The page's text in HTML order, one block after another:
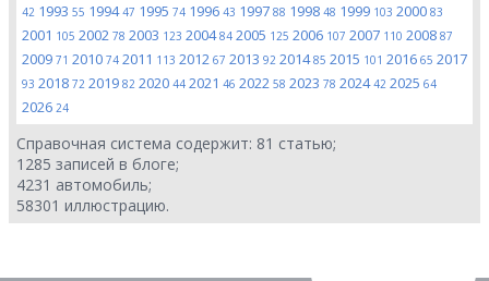
42 1993 55 199447 1995 74 1996 43 1997 88 1998 48 1999 103 2000 83
2001 105 2002 78 2003 123 200484 2005 125 2006 107 2007 110 2008 87
2009 71 2010 74 2011 113 2012 67 2013 92 201485 2015 101 2016 65 2017
93 2018 72 2019 82 2020 44 2021 46 2022 58 2023 78 202442 2025 64
2026 24
Справочная система содержит: 81 статью;
1285 записей в блоге;
4231 автомобиль;
58301 иллюстрацию.